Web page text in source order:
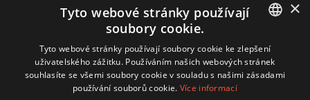
k prohloubení vašich znalostí.
Přihlášením k newsletteru vyjadřujete svůj souhlas spodmínkami
zpracování osobních údajů.
CZECH
×
Tyto webové stránky používají
soubory cookie.
Tyto webové stránky používají soubory cookie ke zlepšení
uživatelského zážitku. Používáním našich webových stránek
souhlasíte se všemi soubory cookie v souladu s našimi zásadami
používání souborů cookie. Více informací